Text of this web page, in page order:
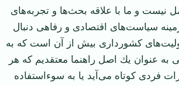
نيست و ما با علاقه بحث‌ها و تجربه‌های
‏سياست‌های اقتصادی و رفاهی دنبال
كشورداری بيش از آن است كه به
به عنوان يك اصل راهنما معتقديم كه هر
‏فردی كوتاه می‌آيد یا به سوء‌استفاده